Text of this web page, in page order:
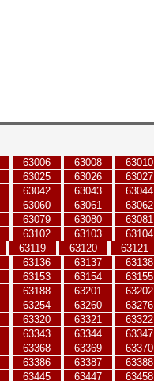
63006 63008 63010
63025 63026 63027
63042 63043 63044
63060 63061 63062
63079 63080 63081
63102 63103 63104
63119 63120 63121
63136 63137 63138
63153 63154 63155
63188 63201 63202
63254 63260 63276
63320 63321 63322
63343 63344 63347
63368 63369 63370
63386 63387 63388
63445 63447 63458